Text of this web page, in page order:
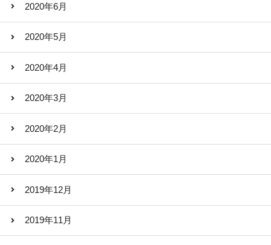
2020年6月
2020年5月
2020年4月
2020年3月
2020年2月
2020年1月
2019年12月
2019年11月